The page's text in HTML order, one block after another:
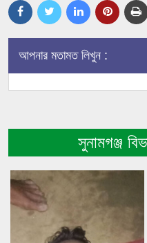
আপনার মতামত লিখুন :
সুনামগঞ্জ